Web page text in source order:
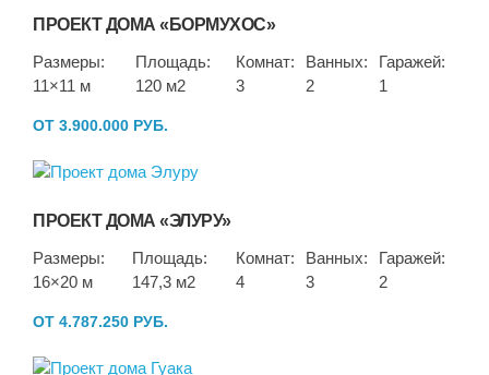
ПРОЕКТ ДОМА «БОРМУХОС»
Размеры:
11×11 м
Площадь:
120 м2
Комнат:
3
Ванных:
2
Гаражей:
1
ОТ 3.900.000 РУБ.
ПРОЕКТ ДОМА «ЭЛУРУ»
Размеры:
16×20 м
Площадь:
147,3 м2
Комнат:
4
Ванных:
3
Гаражей:
2
ОТ 4.787.250 РУБ.